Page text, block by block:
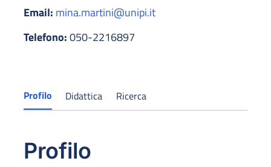
Email: mina.martini@unipi.it
Telefono:050-2216897
Profilo Didattica Ricerca
Profilo